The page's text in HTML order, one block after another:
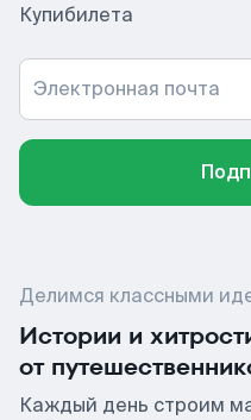
Купибилета
Электронная почта
Делимся классными
Истории и
от
Каждый день строим